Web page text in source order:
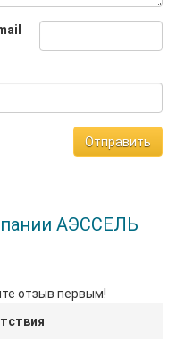
Отправить
АЭССЕЛЬ
отзыв первым!